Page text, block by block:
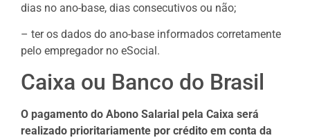
dias no ano-base, dias consecutivos ou não;
– ter os dados do ano-base informados corretamente
pelo empregador no eSocial.
Caixa ou Banco do Brasil
O pagamento do Abono Salarial pela Caixa será
realizado prioritariamente por crédito em conta da